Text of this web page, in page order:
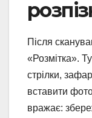
Після
«Розмітка».
стрілки,
вставити
вражає: